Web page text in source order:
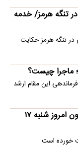
تنگه هرمز/ خدمه
تنگه هرمز حکایت
ماجرا چیست؟
فرماندهی این مقام ارشد
قیمت گوشی سامسونگ، شیائومی و آیفون امروز شنبه ۱۷